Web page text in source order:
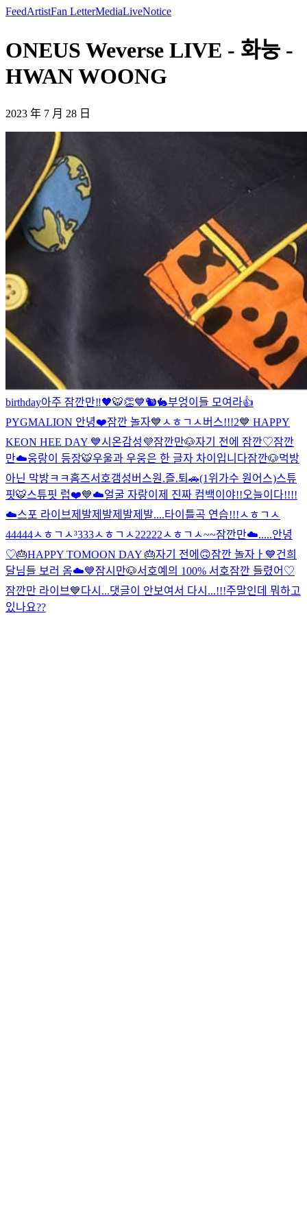
FeedArtistFan LetterMediaLiveNotice
ONEUS Weverse LIVE - 화눙 -
HWAN WOONG
2023 年 7 月 28 日
birthday아주 잠깐만‼️🖤🐯👏💙🐿🐇부엉이들 모여라👍
PYGMALION 안녕❤️잠깐 놀자💙 ㅅㅎㄱㅅ버스!!!2💙 HAPPY
KEON HEE DAY 💙시온감성💜잠깐만🐶자기 전에 잠깐♡잠깐
만☁️웅랑이 등장🐯우울과 우웅은 한 글자 차이입니다잠깐🐶먹방
아닌 막방ㅋㅋ홈즈서호갬성버스원.즐.퇴🚗(1위가수 원어스)스튜
핏🐯스튜핏 럽❤️💙☁️얼굴 자랑이제 진짜 컴백이야!!오늘이다!!!!
☁️스포 라이브제발제발제발제발....타이틀곡 연습!!!ㅅㅎㄱㅅ
44444ㅅㅎㄱㅅ³333ㅅㅎㄱㅅ22222ㅅㅎㄱㅅ~~잠깐만☁️.....안녕
♡🎂HAPPY TOMOON DAY 🎂자기 전에🙃잠깐 놀자ㅏ💙건희
달님들 보러 옴☁️💙잠시만🐶서호예의 100% 서호잠깐 들렸어♡
잠깐만 라이브💙다시...댓글이 안보여서 다시...!!!주말인데 뭐하고
있나요??